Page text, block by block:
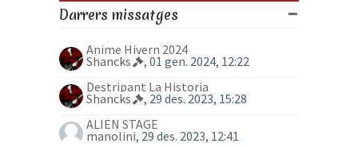
Darrers missatges
Anime Hivern 2024
Shancks
, 01 gen. 2024, 12:22
Destripant La Historia
Shancks
, 29 des. 2023, 15:28
ALIEN STAGE
manolini, 29 des. 2023, 12:41